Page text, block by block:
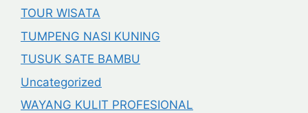
TOUR WISATA
TUMPENG NASI KUNING
TUSUK SATE BAMBU
Uncategorized
WAYANG KULIT PROFESIONAL